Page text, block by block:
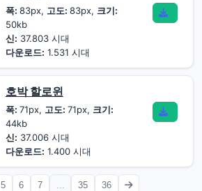
폭: 83px, 고도: 83px, 크기:
50kb
신: 37.803 시대
다운로드: 1.531 시대
호박 할로윈
폭: 71px, 고도: 71px, 크기:
44kb
신: 37.006 시대
다운로드: 1.400 시대
5 6 7 35 36